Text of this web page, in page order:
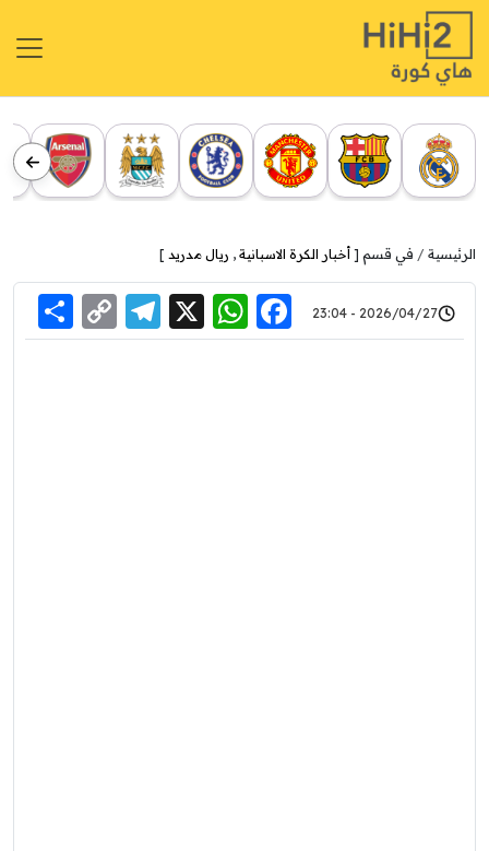
الرئيسية في قسم [ أخبار الكرة الاسبانية , ريال مدريد ]
2026/04/27 - 23:04
Facebook
WhatsApp
X
Link